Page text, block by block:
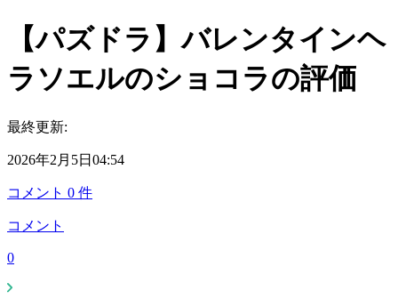
【パズドラ】バレンタインヘ
ラソエルのショコラの評価
最終更新:
2026年2月5日04:54
コメント 0 件
コメント
0